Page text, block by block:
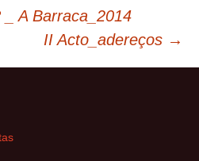
A Barraca_2014
II Acto_adereços →